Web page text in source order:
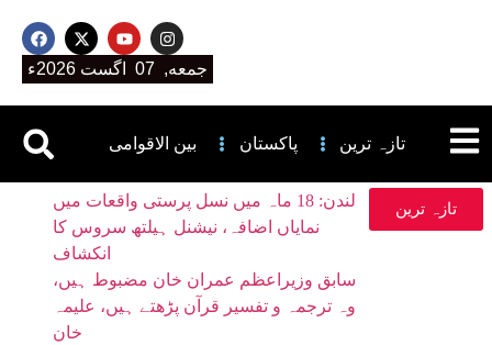
جمعه, 07 اگست 2026ء
بین الاقوامی پاکستان تازہ ترین
تازہ ترین
لندن: 18 ماہ میں نسل پرستی واقعات میں
نمایاں اضافہ، نیشنل ہیلتھ سروس کا
انکشاف
سابق وزیراعظم عمران خان مضبوط ہیں،
وہ ترجمہ و تفسیر قرآن پڑھتے ہیں، علیمہ
خان